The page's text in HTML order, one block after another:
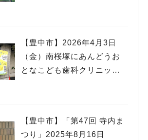
【豊中市】2026年4月3日
（金）南桜塚にあんどうお
となこども歯科クリニック
【豊中市】「第47回 寺内ま
つり」2025年8月16日